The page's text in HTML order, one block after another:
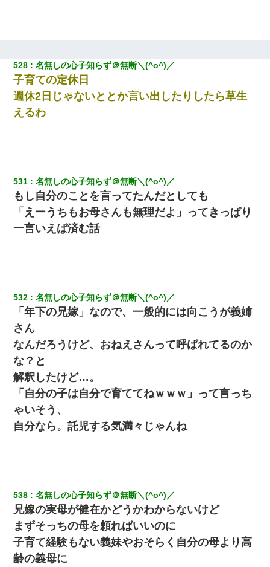
528 名無しの心子知らず＠無断＼(^o^)／
子育ての定休日
週休2日じゃないととか言い出したりしたら草生
えるわ
531 名無しの心子知らず＠無断＼(^o^)／
もし自分のことを言ってたんだとしても
「えーうちもお母さんも無理だよ」ってきっぱり
一言いえば済む話
532 名無しの心子知らず＠無断＼(^o^)／
「年下の兄嫁」なので、一般的には向こうが義姉
さん
なんだろうけど、おねえさんって呼ばれてるのか
な？と
解釈したけど…。
「自分の子は自分で育ててねｗｗｗ」って言っち
ゃいそう、
自分なら。託児する気満々じゃんね
538 名無しの心子知らず＠無断＼(^o^)／
兄嫁の実母が健在かどうかわからないけど
まずそっちの母を頼ればいいのに
子育て経験もない義妹やおそらく自分の母より高
齢の義母に